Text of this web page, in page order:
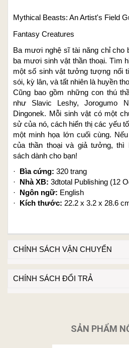
Mythical Beasts: An Artist's Field
Fantasy Creatures
Ba mươi nghệ sĩ tài năng chỉ cho
ba mươi sinh vật thần thoại. Tìm
một số sinh vật tưởng tượng nổi
sói, kỳ lân, và tất nhiên là huyền
Cũng bao gồm những con thú
như Slavic Leshy, Jorogumo
Dingonek. Mỗi sinh vật có một
sử của nó, cách hiển thị các yếu
một minh họa lớn cuối cùng.
của thần thoại và giả tưởng, thì
sách dành cho bạn!
·
Bìa cứng: 320 trang
·
Nhà XB: 3dtotal Publishing (12
·
Ngôn ngữ: English
·
Kích thước: 22.2 x 3.2 x 28.6
CHÍNH SÁCH VẬN CHUYỂN
CHÍNH SÁCH ĐỔI TRẢ
SẢN PHẨM